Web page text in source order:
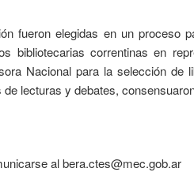
fueron elegidas en un proceso
bibliotecarias correntinas en
Nacional para la selección de
lecturas y debates,
al bera.ctes@mec.gob.ar